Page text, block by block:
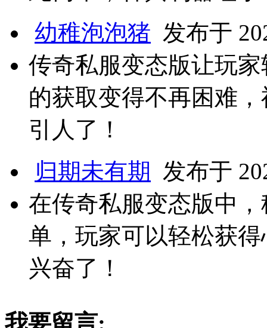
幼稚泡泡猪 发布于
传奇私服变态版让玩
的获取变得不再困难
引人了！
归期未有期
发布于
在传奇私服变态版中
单，玩家可以轻松获
兴奋了！
我要留言: